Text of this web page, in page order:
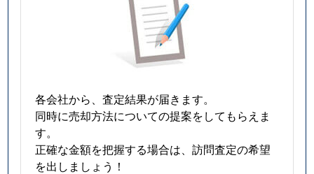
各会社から、査定結果が届きます。
同時に売却方法についての提案をしてもらえま
す。
正確な金額を把握する場合は、訪問査定の希望
を出しましょう！